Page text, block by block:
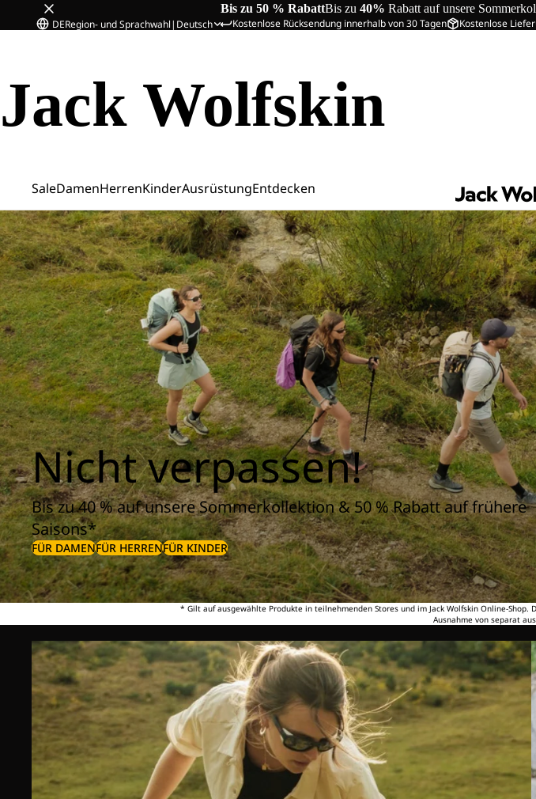
Bis zu 50 % RabattBis zu 40% Rabatt auf unsere
Kostenlose Rücksendung innerhalb von 30 Tagen Kostenlose
DERegion- und Sprachwahl| Deutsch
Jack Wolfskin
SaleDamenHerrenKinderAusrüstungEntdecken
Nicht verpassen!
Bis zu 40 % auf unsere Sommerkollektion & 50 % Rabatt auf frühere
Saisons*
FÜR DAMENFÜR HERRENFÜR KINDER
* Gilt auf ausgewählte Produkte in teilnehmenden Stores und im Jack Wolfskin Online-
Ausnahme von separat